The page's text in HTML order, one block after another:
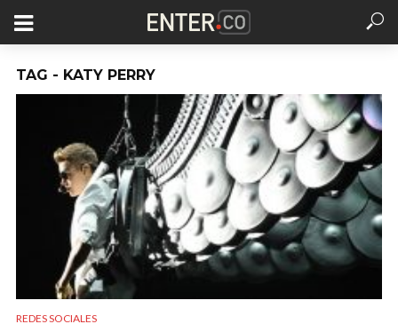
TAG - KATY PERRY
REDES SOCIALES